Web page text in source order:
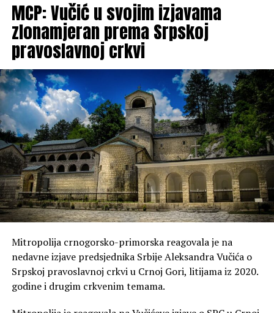
MCP: Vučić u svojim izjavama
zlonamjeran prema Srpskoj
pravoslavnoj crkvi
Mitropolija crnogorsko-primorska reagovala je na
nedavne izjave predsjednika Srbije Aleksandra Vučića o
Srpskoj pravoslavnoj crkvi u Crnoj Gori, litijama iz 2020.
godine i drugim crkvenim temama.